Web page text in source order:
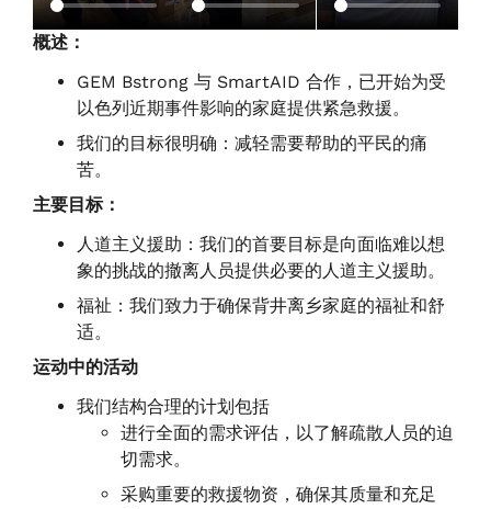
概述：
GEM Bstrong 与 SmartAID 合作，已开始为受
以色列近期事件影响的家庭提供紧急救援。
我们的目标很明确：减轻需要帮助的平民的痛
苦。
主要目标：
人道主义援助：我们的首要目标是向面临难以想
象的挑战的撤离人员提供必要的人道主义援助。
福祉：我们致力于确保背井离乡家庭的福祉和舒
适。
运动中的活动
我们结构合理的计划包括
进行全面的需求评估，以了解疏散人员的迫
切需求。
采购重要的救援物资，确保其质量和充足